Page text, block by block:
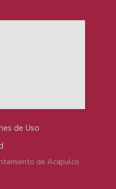
de Uso
de Acapulco